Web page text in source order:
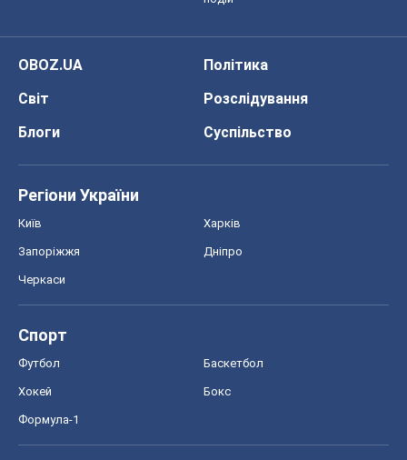
OBOZ.UA
Політика
Світ
Розслідування
Блоги
Суспільство
Регіони України
Київ Харків
Запоріжжя Дніпро
Черкаси
Спорт
Футбол Баскетбол
Хокей Бокс
Формула-1